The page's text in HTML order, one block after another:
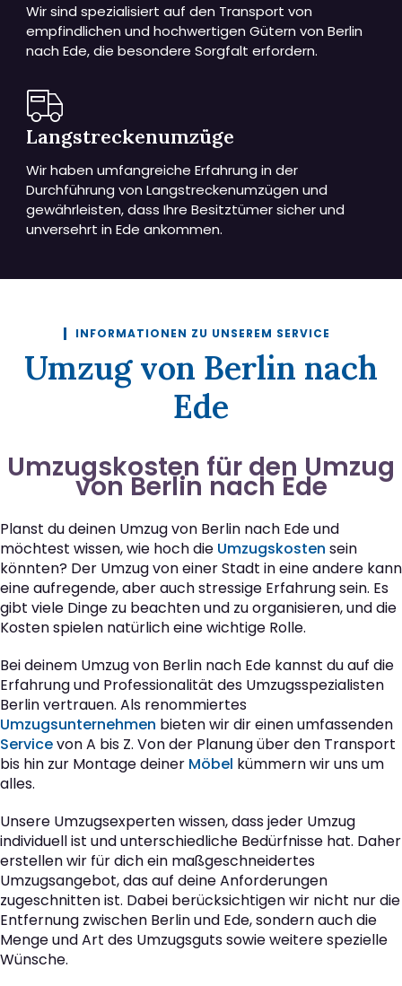
Wir sind spezialisiert auf den Transport von
empfindlichen und hochwertigen Gütern von Berlin
nach Ede, die besondere Sorgfalt erfordern.
Langstreckenumzüge
Wir haben umfangreiche Erfahrung in der
Durchführung von Langstreckenumzügen und
gewährleisten, dass Ihre Besitztümer sicher und
unversehrt in Ede ankommen.
INFORMATIONEN ZU UNSEREM SERVICE
Umzug von Berlin nach
Ede
Umzugskosten für den Umzug
von Berlin nach Ede
Planst du deinen Umzug von Berlin nach Ede und
möchtest wissen, wie hoch die Umzugskosten sein
könnten? Der Umzug von einer Stadt in eine andere kann
eine aufregende, aber auch stressige Erfahrung sein. Es
gibt viele Dinge zu beachten und zu organisieren, und die
Kosten spielen natürlich eine wichtige Rolle.
Bei deinem Umzug von Berlin nach Ede kannst du auf die
Erfahrung und Professionalität des Umzugsspezialisten
Berlin vertrauen. Als renommiertes
Umzugsunternehmen bieten wir dir einen umfassenden
Servicevon A bis Z. Von der Planung über den Transport
bis hin zur Montage deiner Möbel kümmern wir uns um
alles.
Unsere Umzugsexperten wissen, dass jeder Umzug
individuell ist und unterschiedliche Bedürfnisse hat. Daher
erstellen wir für dich ein maßgeschneidertes
Umzugsangebot, das auf deine Anforderungen
zugeschnitten ist. Dabei berücksichtigen wir nicht nur die
Entfernung zwischen Berlin und Ede, sondern auch die
Menge und Art des Umzugsguts sowie weitere spezielle
Wünsche.